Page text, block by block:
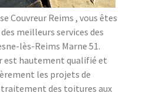
Couvreur Reims , vous êtes
meilleurs services des
lès-Reims Marne 51.
est hautement qualifié et
les projets de
des toitures aux